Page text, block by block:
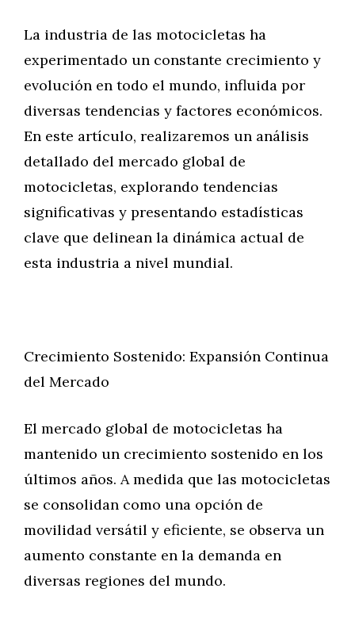
La industria de las motocicletas ha
experimentado un constante crecimiento y
evolución en todo el mundo, influida por
diversas tendencias y factores económicos.
En este artículo, realizaremos un análisis
detallado del mercado global de
motocicletas, explorando tendencias
significativas y presentando estadísticas
clave que delinean la dinámica actual de
esta industria a nivel mundial.
Crecimiento Sostenido: Expansión Continua
del Mercado
El mercado global de motocicletas ha
mantenido un crecimiento sostenido en los
últimos años. A medida que las motocicletas
se consolidan como una opción de
movilidad versátil y eficiente, se observa un
aumento constante en la demanda en
diversas regiones del mundo.